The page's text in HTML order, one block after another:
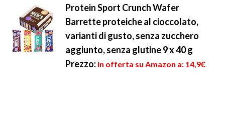
Protein Sport Crunch Wafer
Barrette proteiche al cioccolato,
varianti di gusto, senza zucchero
aggiunto, senza glutine 9 x 40 g
Prezzo: in offerta su Amazon a: 14,9€